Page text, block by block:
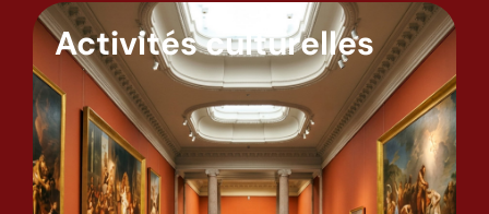
Activités culturelles